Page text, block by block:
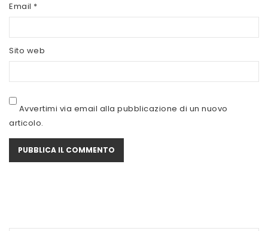
SEVEN NUTRITION
SIS
SYFORM
Email *
Sito web
Avvertimi via email alla pubblicazione di un nuovo
articolo.